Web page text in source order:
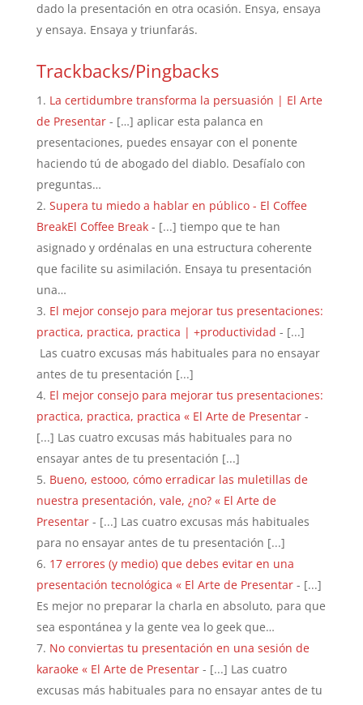
dado la presentación en otra ocasión. Ensya, ensaya
y ensaya. Ensaya y triunfarás.
Trackbacks/Pingbacks
La certidumbre transforma la persuasión | El Arte
de Presentar- […] aplicar esta palanca en
presentaciones, puedes ensayar con el ponente
haciendo tú de abogado del diablo. Desafíalo con
preguntas…
Supera tu miedo a hablar en público - El Coffee
BreakEl Coffee Break- [...] tiempo que te han
asignado y ordénalas en una estructura coherente
que facilite su asimilación. Ensaya tu presentación
una…
El mejor consejo para mejorar tus presentaciones:
practica, practica, practica | +productividad - [...]
Las cuatro excusas más habituales para no ensayar
antes de tu presentación [...]
El mejor consejo para mejorar tus presentaciones:
practica, practica, practica « El Arte de Presentar-
[...] Las cuatro excusas más habituales para no
ensayar antes de tu presentación [...]
Bueno, estooo, cómo erradicar las muletillas de
nuestra presentación, vale, ¿no? « El Arte de
Presentar- [...] Las cuatro excusas más habituales
para no ensayar antes de tu presentación [...]
17 errores (y medio) que debes evitar en una
presentación tecnológica « El Arte de Presentar- [...]
Es mejor no preparar la charla en absoluto, para que
sea espontánea y la gente vea lo geek que…
No conviertas tu presentación en una sesión de
karaoke « El Arte de Presentar- [...] Las cuatro
excusas más habituales para no ensayar antes de tu